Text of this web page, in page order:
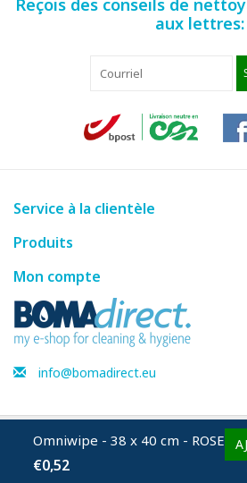
Omniwipe - 38 x 40 cm - ROSE
€0,52
Reçois des conseils de
aux lettres:
Service à la clientèle
Produits
Mon compte
info@bomadirect.eu
© Copyright 2026 BOMAdirect - Powered by